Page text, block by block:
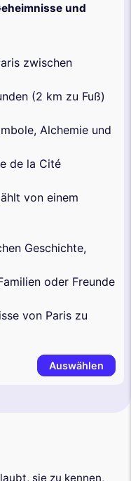
und
zwischen
(2 km zu Fuß)
Alchemie und
de la Cité
von einem
Geschichte,
oder Freunde
von Paris zu
Auswählen
sie zu kennen,